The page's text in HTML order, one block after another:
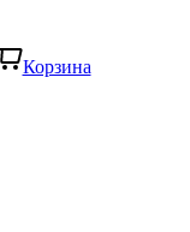
Корзина